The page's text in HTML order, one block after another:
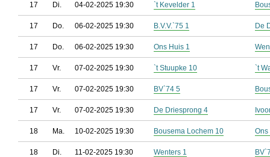
17 Di. 04-02-2025 19:30 `t Kevelder 1
17 Do. 06-02-2025 19:30 B.V.V.`75 1 De
17 Do. 06-02-2025 19:30 Ons Huis 1
17 Vr. 07-02-2025 19:30 `t Stuupke 10 `t
17 Vr. 07-02-2025 19:30 BV`74 5
17 Vr. 07-02-2025 19:30 De Driesprong 4
18 Ma. 10-02-2025 19:30 Bousema Lochem 10 Ons
18 Di. 11-02-2025 19:30 Wenters 1